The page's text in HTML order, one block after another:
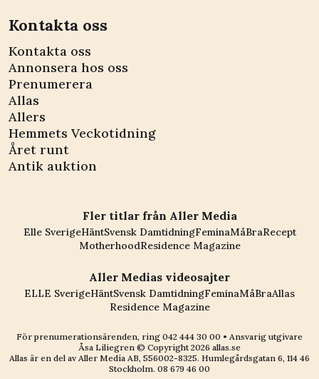
Kontakta oss
Kontakta oss
Annonsera hos oss
Prenumerera
Allas
Allers
Hemmets Veckotidning
Året runt
Antik auktion
Fler titlar från Aller Media
Elle SverigeHäntSvensk DamtidningFeminaMåBraRecept
MotherhoodResidence Magazine
Aller Medias videosajter
ELLE SverigeHäntSvensk DamtidningFeminaMåBraAllas
Residence Magazine
För prenumerationsärenden, ring 042 444 30 00 • Ansvarig utgivare
Åsa Liliegren © Copyright2026 allas.se
Allas är en del av Aller Media AB, 556002-8325. Humlegårdsgatan 6, 114 46
Stockholm. 08 679 46 00